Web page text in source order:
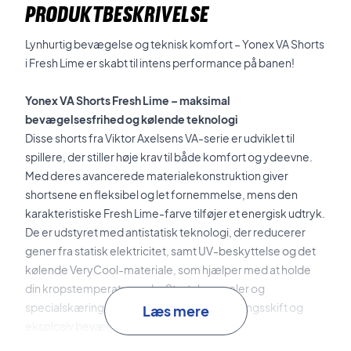
PRODUKTBESKRIVELSE
Lynhurtig bevægelse og teknisk komfort – Yonex VA Shorts
i Fresh Lime er skabt til intens performance på banen!
Yonex VA Shorts Fresh Lime – maksimal
bevægelsesfrihed og kølende teknologi
Disse shorts fra Viktor Axelsens VA-serie er udviklet til
spillere, der stiller høje krav til både komfort og ydeevne.
Med deres avancerede materialekonstruktion giver
shortsene en fleksibel og let fornemmelse, mens den
karakteristiske Fresh Lime-farve tilføjer et energisk udtryk.
De er udstyret med antistatisk teknologi, der reducerer
gener fra statisk elektricitet, samt UV-beskyttelse og det
kølende VeryCool-materiale, som hjælper med at holde
din kropstemperatur nede. Stretch-paneler og
specialskæringer understøtter hurtige retningsskift og
eksplosiv bevægelse på banen.
Læs mere